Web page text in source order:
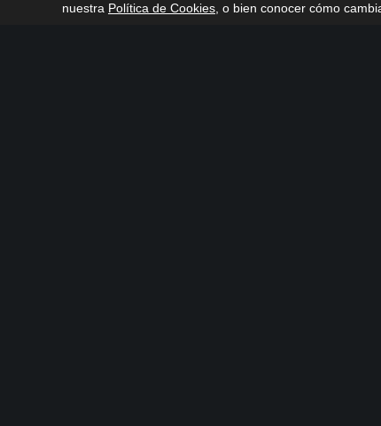
nuestra Política de Cookies , o bien conocer cómo